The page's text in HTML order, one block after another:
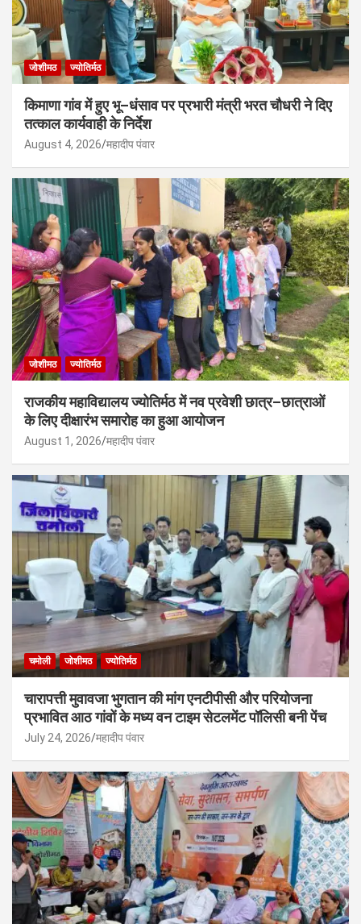
जोशीमठ ज्योतिर्मठ
किमाणा गांव में हुए भू–धंसाव पर प्रभारी मंत्री भरत चौधरी ने दिए
तत्काल कार्यवाही के निर्देश
August 4, 2026 महादीप पंवार
जोशीमठ ज्योतिर्मठ
राजकीय महाविद्यालय ज्योतिर्मठ में नव प्रवेशी छात्र–छात्राओं
के लिए दीक्षारंभ समारोह का हुआ आयोजन
August 1, 2026 महादीप पंवार
चमोली जोशीमठ ज्योतिर्मठ
चारापत्ती मुवावजा भुगतान की मांग एनटीपीसी और परियोजना
प्रभावित आठ गांवों के मध्य वन टाइम सेटलमेंट पॉलिसी बनी पेंच
July 24, 2026 महादीप पंवार